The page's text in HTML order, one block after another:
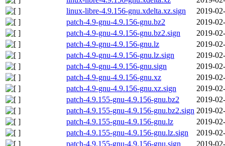
linux-libre-4.9.156-gnu.xdelta.xz.sign
2019-
patch-4.9-gnu-4.9.156-gnu.bz2
2019-
patch-4.9-gnu-4.9.156-gnu.bz2.sign
2019-
patch-4.9-gnu-4.9.156-gnu.lz
2019-
patch-4.9-gnu-4.9.156-gnu.lz.sign
2019-
patch-4.9-gnu-4.9.156-gnu.sign
2019-
patch-4.9-gnu-4.9.156-gnu.xz
2019-
patch-4.9-gnu-4.9.156-gnu.xz.sign
2019-
patch-4.9.155-gnu-4.9.156-gnu.bz2
2019-
patch-4.9.155-gnu-4.9.156-gnu.bz2.sign 2019-
patch-4.9.155-gnu-4.9.156-gnu.lz
2019-
patch-4.9.155-gnu-4.9.156-gnu.lz.sign
2019-
patch-4.9.155-gnu-4.9.156-gnu.sign
2019-